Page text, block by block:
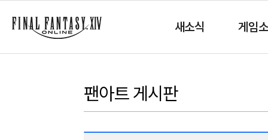
새소식 게임
팬아트 게시판